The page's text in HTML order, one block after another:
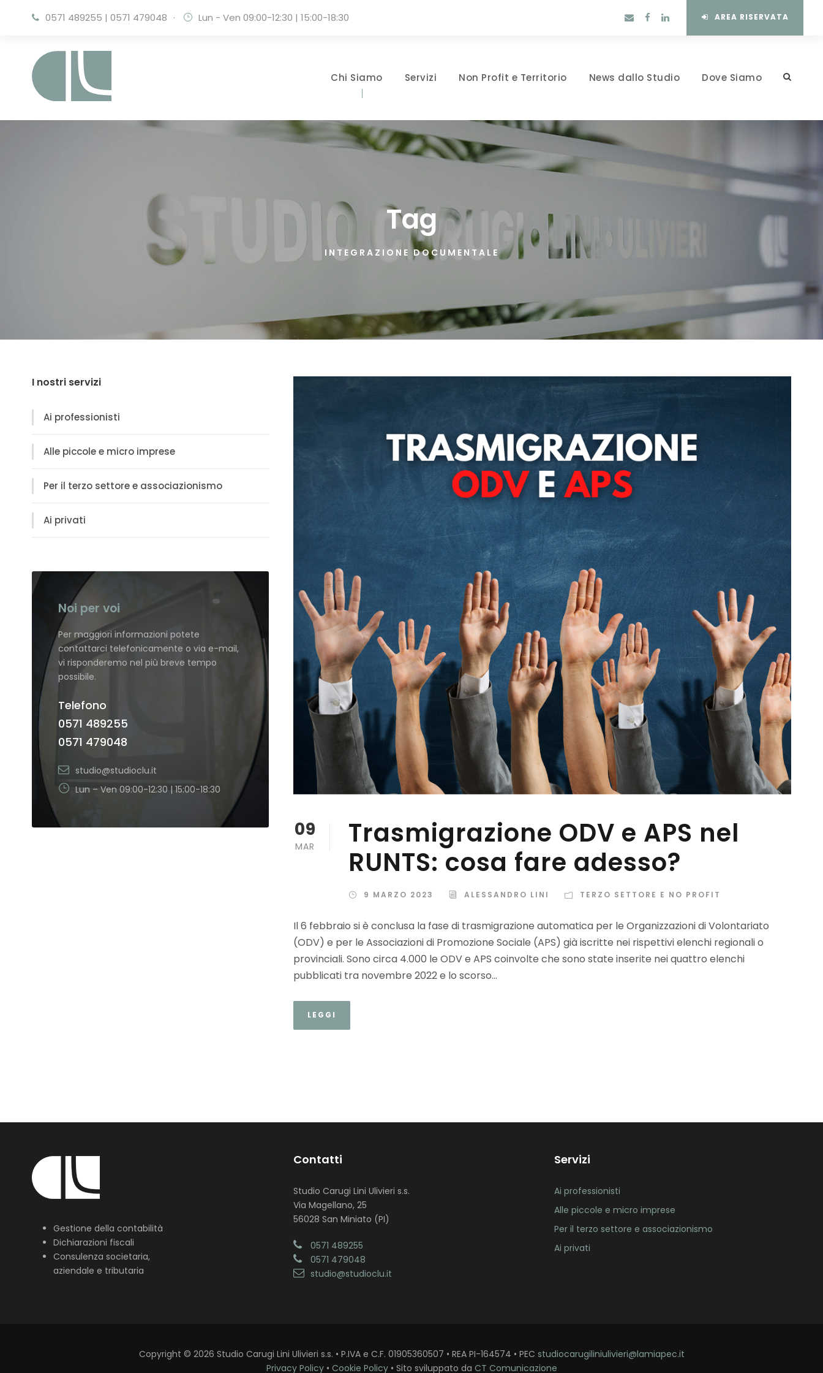
0571 489255 | 0571 479048 · Lun - Ven 09:00-12:30 | 15:00-18:30 AREA RISERVATA
Chi Siamo Servizi Non Profit e Territorio News dallo Studio Dove Siamo
Tag
INTEGRAZIONE DOCUMENTALE
09
MAR
Trasmigrazione ODV e APS nel
RUNTS: cosa fare adesso?
9 MARZO 2023 ALESSANDRO LINI TERZO SETTORE E NO PROFIT
Il 6 febbraio si è conclusa la fase di trasmigrazione automatica per le Organizzazioni di Volontariato
(ODV) e per le Associazioni di Promozione Sociale (APS) già iscritte nei rispettivi elenchi regionali o
provinciali. Sono circa 4.000 le ODV e APS coinvolte che sono state inserite nei quattro elenchi
pubblicati tra novembre 2022 e lo scorso...
LEGGI
I nostri servizi
Ai professionisti
Alle piccole e micro imprese
Per il terzo settore e associazionismo
Ai privati
Noi per voi
Per maggiori informazioni potete
contattarci telefonicamente o via e-mail,
vi risponderemo nel più breve tempo
possibile.
Telefono
0571 489255
0571 479048
studio@studioclu.it
Lun – Ven 09:00-12:30 | 15:00-18:30
Gestione della contabilità
Dichiarazioni fiscali
Consulenza societaria,
aziendale e tributaria
Contatti
Studio Carugi Lini Ulivieri s.s.
Via Magellano, 25
56028 San Miniato (PI)
0571 489255
0571 479048
studio@studioclu.it
Servizi
Ai professionisti
Alle piccole e micro imprese
Per il terzo settore e associazionismo
Ai privati
Copyright © 2026 Studio Carugi Lini Ulivieri s.s. • P.IVA e C.F. 01905360507 • REA PI-164574 • PEC studiocarugiliniulivieri@lamiapec.it
Privacy Policy• Cookie Policy• Sito sviluppato da CT Comunicazione